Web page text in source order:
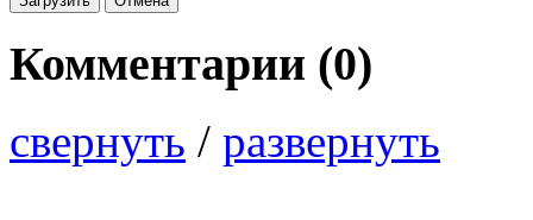
Комментарии (0)
свернуть / развернуть